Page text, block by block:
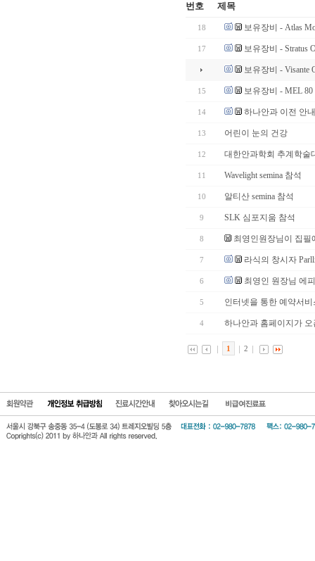
번호 제목
18 보유장비 - Atlas
17 보유장비 - Stratus
보유장비 - Visante
15 보유장비 - MEL 80
14 하나안과 이전 안내
13 어린이 눈의 건강
12 대한안과학회 추계학술
11 Wavelight semina 참석
10 알티산 semina 참석
9 SLK 심포지움 참석
8 최영인원장님이 집필
7 라식의 창시자
6 최영인 원장님 에
5 인터넷을 통한 예약서비
4 하나안과 홈페이지가
1 2
회원약관 개인정보 보호방 진료시간안 찾아오시는길 비급여진료표